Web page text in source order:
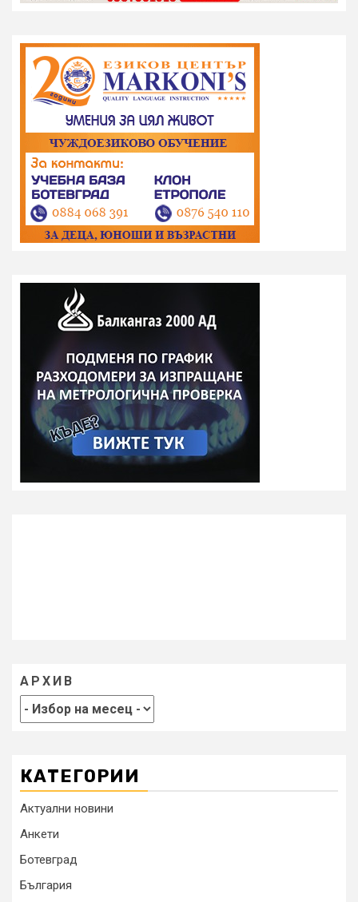
АРХИВ
КАТЕГОРИИ
Актуални новини
Анкети
Ботевград
България